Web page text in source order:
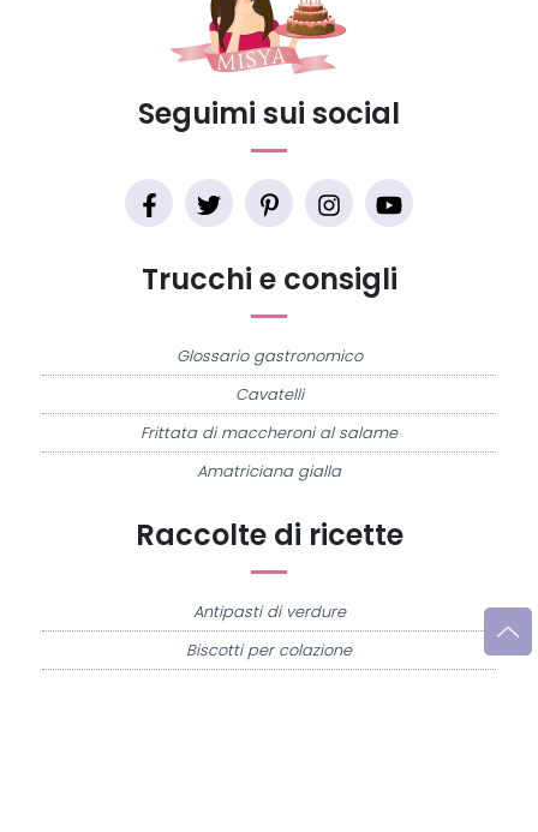
Raccolte di ricette
Antipasti di verdure
Biscotti per colazione
Trucchi e consigli
Glossario gastronomico
Cavatelli
Frittata di maccheroni al salame
Amatriciana gialla
Seguimi sui social